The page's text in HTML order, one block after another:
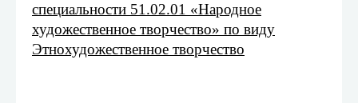
специальности 51.02.01 «Народное
художественное творчество» по виду
Этнохудожественное творчество